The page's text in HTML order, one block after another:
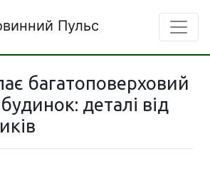
Пульс
багатоповерховий
деталі від